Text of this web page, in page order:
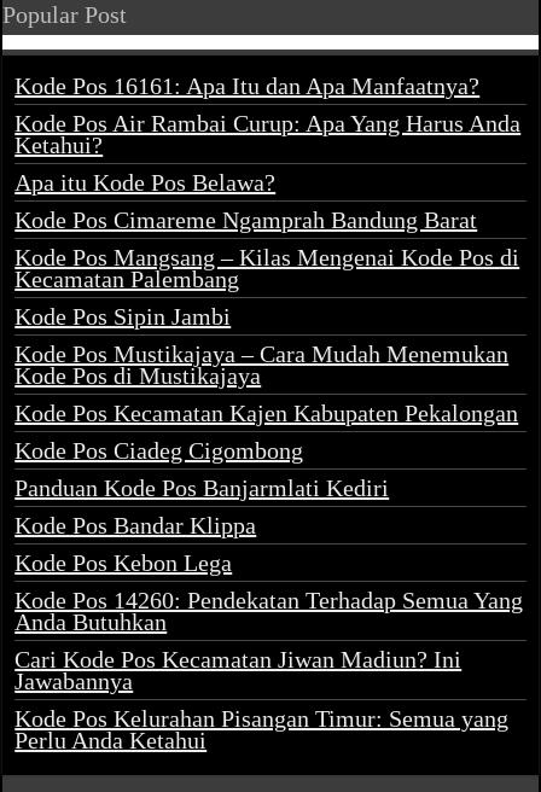
Popular Post
Kode Pos 16161: Apa Itu dan Apa Manfaatnya?
Kode Pos Air Rambai Curup: Apa Yang Harus Anda
Ketahui?
Apa itu Kode Pos Belawa?
Kode Pos Cimareme Ngamprah Bandung Barat
Kode Pos Mangsang – Kilas Mengenai Kode Pos di
Kecamatan Palembang
Kode Pos Sipin Jambi
Kode Pos Mustikajaya – Cara Mudah Menemukan
Kode Pos di Mustikajaya
Kode Pos Kecamatan Kajen Kabupaten Pekalongan
Kode Pos Ciadeg Cigombong
Panduan Kode Pos Banjarmlati Kediri
Kode Pos Bandar Klippa
Kode Pos Kebon Lega
Kode Pos 14260: Pendekatan Terhadap Semua Yang
Anda Butuhkan
Cari Kode Pos Kecamatan Jiwan Madiun? Ini
Jawabannya
Kode Pos Kelurahan Pisangan Timur: Semua yang
Perlu Anda Ketahui